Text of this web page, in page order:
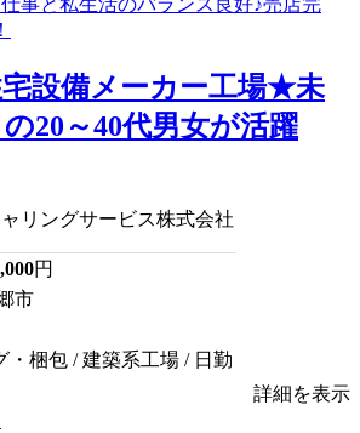
設備メーカー工場★未
20～40代男女が活躍
リングサービス株式会社
円
市
・梱包 / 建築系工場 / 日勤
詳細を表示